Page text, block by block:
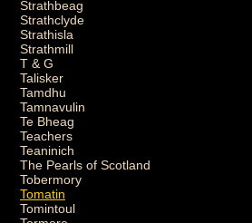
Strathbeag
Strathclyde
Strathisla
Strathmill
T & G
Talisker
Tamdhu
Tamnavulin
Te Bheag
Teachers
Teaninich
The Pearls of Scotland
Tobermory
Tomatin
Tomintoul